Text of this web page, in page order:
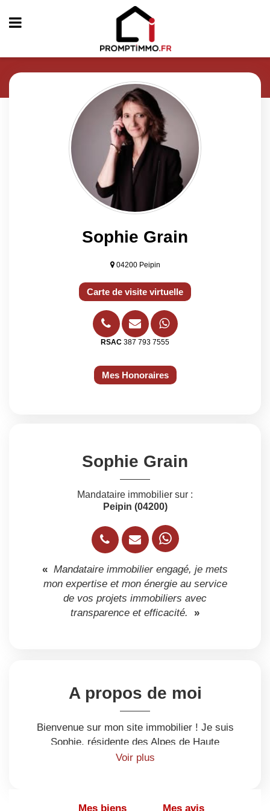
Sophie Grain
04200 Peipin
Carte de visite virtuelle
RSAC 387 793 7555
Mes Honoraires
Sophie Grain
Mandataire immobilier sur :
Peipin (04200)
« Mandataire immobilier engagé, je mets
mon expertise et mon énergie au service
de vos projets immobiliers avec
transparence et efficacité.
»
A propos de moi
Bienvenue sur mon site immobilier ! Je suis
Sophie, résidente des Alpes de Haute
Provence, et je rayonne sur toute la région
Voir plus
Mes biens Mes avis